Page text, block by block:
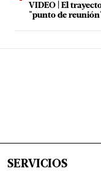
VIDEO | El
"punto de
SERVICIOS